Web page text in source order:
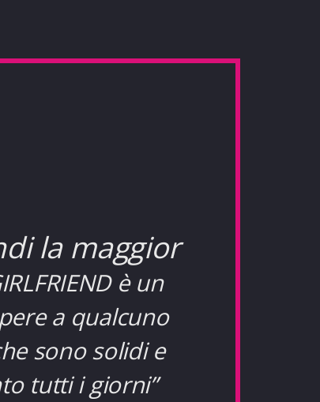
la maggior
è un
a qualcuno
sono solidi e
tutti i giorni”